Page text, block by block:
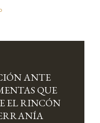
ANTE
QUE
EL RINCÓN